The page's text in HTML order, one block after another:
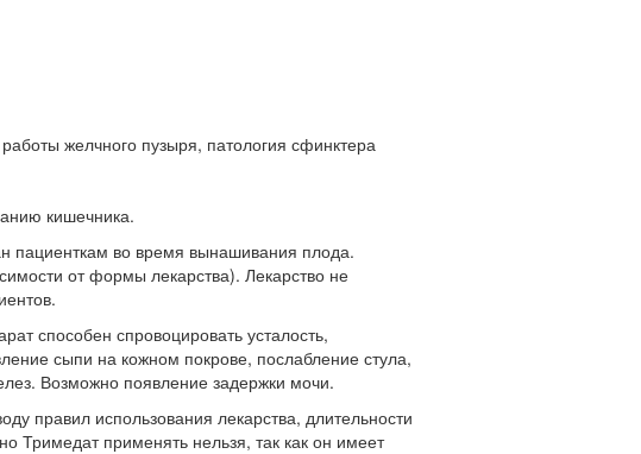
желчного пузыря, патология сфинктера
кишечника.
пациенткам во время вынашивания плода.
от формы лекарства). Лекарство не
способен спровоцировать усталость,
сыпи на кожном покрове, послабление стула,
Возможно появление задержки мочи.
правил использования лекарства, длительности
Тримедат применять нельзя, так как он имеет